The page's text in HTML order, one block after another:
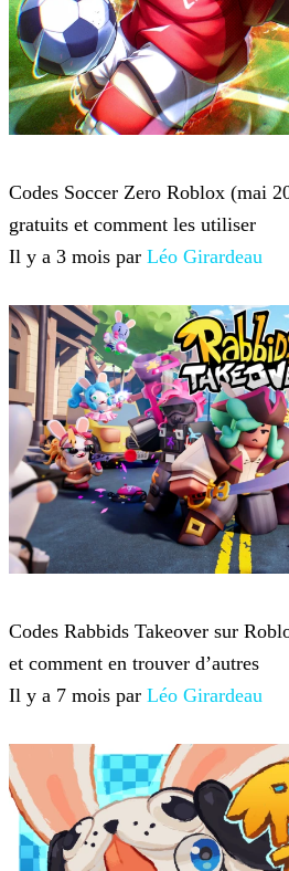
Codes Soccer Zero Roblox (mai
gratuits et comment les utiliser
Il y a 3 mois par Léo Girardeau
Codes Rabbids Takeover sur
et comment en trouver d’autres
Il y a 7 mois par Léo Girardeau